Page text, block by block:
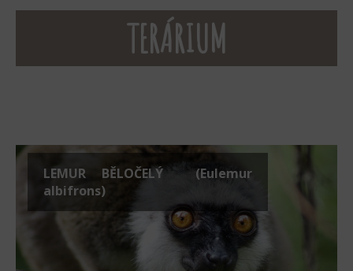
TERÁRIUM
LEMUR BĚLOČELÝ (Eulemur
albifrons)